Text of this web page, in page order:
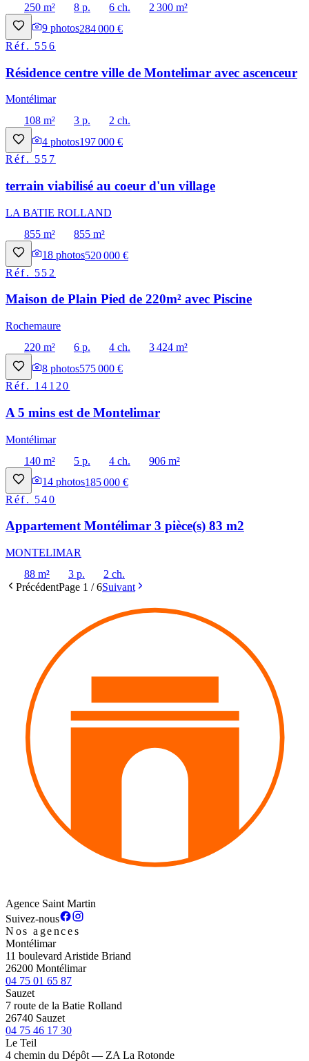
250 m²
8 p. 6 ch.
2 300 m²
9 photos284 000 €
Réf. 556
Résidence centre ville de Montelimar avec ascenceur
Montélimar
108 m²
3 p.
2 ch.
4 photos197 000 €
Réf. 557
terrain viabilisé au coeur d'un village
LA BATIE ROLLAND
855 m²
855 m²
18 photos520 000 €
Réf. 552
Maison de Plain Pied de 220m² avec Piscine
Rochemaure
220 m²
6 p. 4 ch.
3 424 m²
8 photos575 000 €
Réf. 14120
A 5 mins est de Montelimar
Montélimar
140 m²
5 p. 4 ch.
906 m²
14 photos185 000 €
Réf. 540
Appartement Montélimar 3 pièce(s) 83 m2
MONTELIMAR
88 m²
3 p.
2 ch.
PrécédentPage 1 /6Suivant
Agence Saint Martin
Suivez-nous
Nos agences
Montélimar
11 boulevard Aristide Briand
26200 Montélimar
04 75 01 65 87
Sauzet
7 route de la Batie Rolland
26740 Sauzet
04 75 46 17 30
Le Teil
4 chemin du Dépôt — ZA La Rotonde